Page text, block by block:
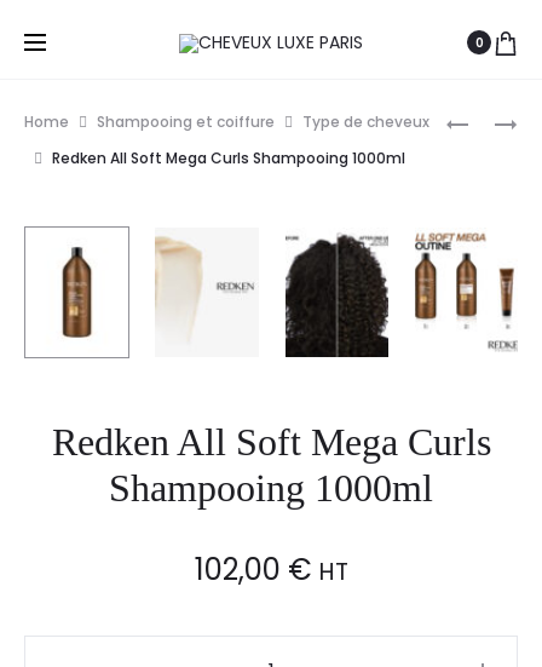
0
REDKEN
REDKEN
CURLS
300ML
Home Shampooing et coiffure
Type de cheveux
Redken All Soft Mega Curls Shampooing 1000ml
Redken All Soft Mega Curls
Shampooing 1000ml
102,00 € HT